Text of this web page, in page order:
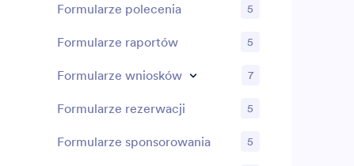
Formularze polecenia 5
Formularze raportów 5
Formularze wniosków 7
Formularze rezerwacji 5
Formularze sponsorowania 5